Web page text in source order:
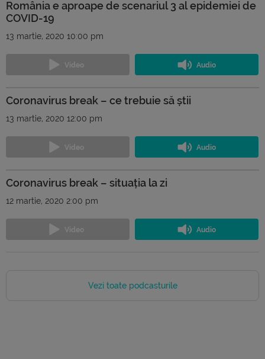
România e aproape de scenariul 3 al epidemiei de
COVID-19
13 martie, 2020 10:00 pm
Coronavirus break – ce trebuie să știi
13 martie, 2020 12:00 pm
Coronavirus break – situația la zi
12 martie, 2020 2:00 pm
Vezi toate podcasturile